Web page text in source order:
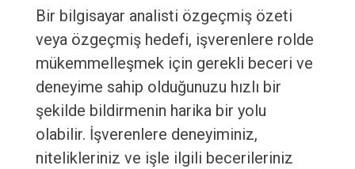
Bir bilgisayar analisti özgeçmiş özeti
veya özgeçmiş hedefi, işverenlere rolde
mükemmelleşmek için gerekli beceri ve
deneyime sahip olduğunuzu hızlı bir
şekilde bildirmenin harika bir yolu
olabilir. İşverenlere deneyiminiz,
nitelikleriniz ve işle ilgili becerileriniz